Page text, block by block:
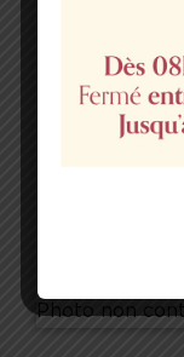
volutpat,
Vestibulum
vulputate
consectetur
Disponibilités
Photo non